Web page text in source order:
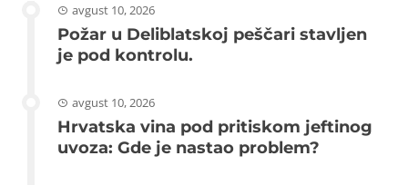
avgust 10, 2026
Požar u Deliblatskoj peščari stavljen
je pod kontrolu.
avgust 10, 2026
Hrvatska vina pod pritiskom jeftinog
uvoza: Gde je nastao problem?